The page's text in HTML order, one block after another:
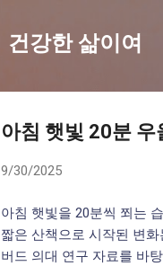
건강한 삶이여
아침 햇빛 20분
9/30/2025
아침 햇빛을 20분씩 쬐는
짧은 산책으로 시작된 변
버드 의대 연구 자료를 바